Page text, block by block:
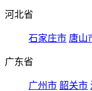
河北省
石家庄市 唐山
广东省
广州市 韶关市